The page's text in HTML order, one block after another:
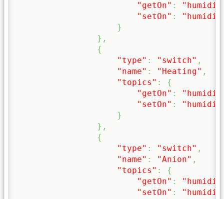
"getOn" :
"setOn" :
}
} ,
{
"type" : "switch" ,
"name" : "Heating" ,
"topics" :
{
"getOn" :
"setOn" :
}
} ,
{
"type" : "switch" ,
"name" : "Anion" ,
"topics" :
{
"getOn" :
"setOn" :